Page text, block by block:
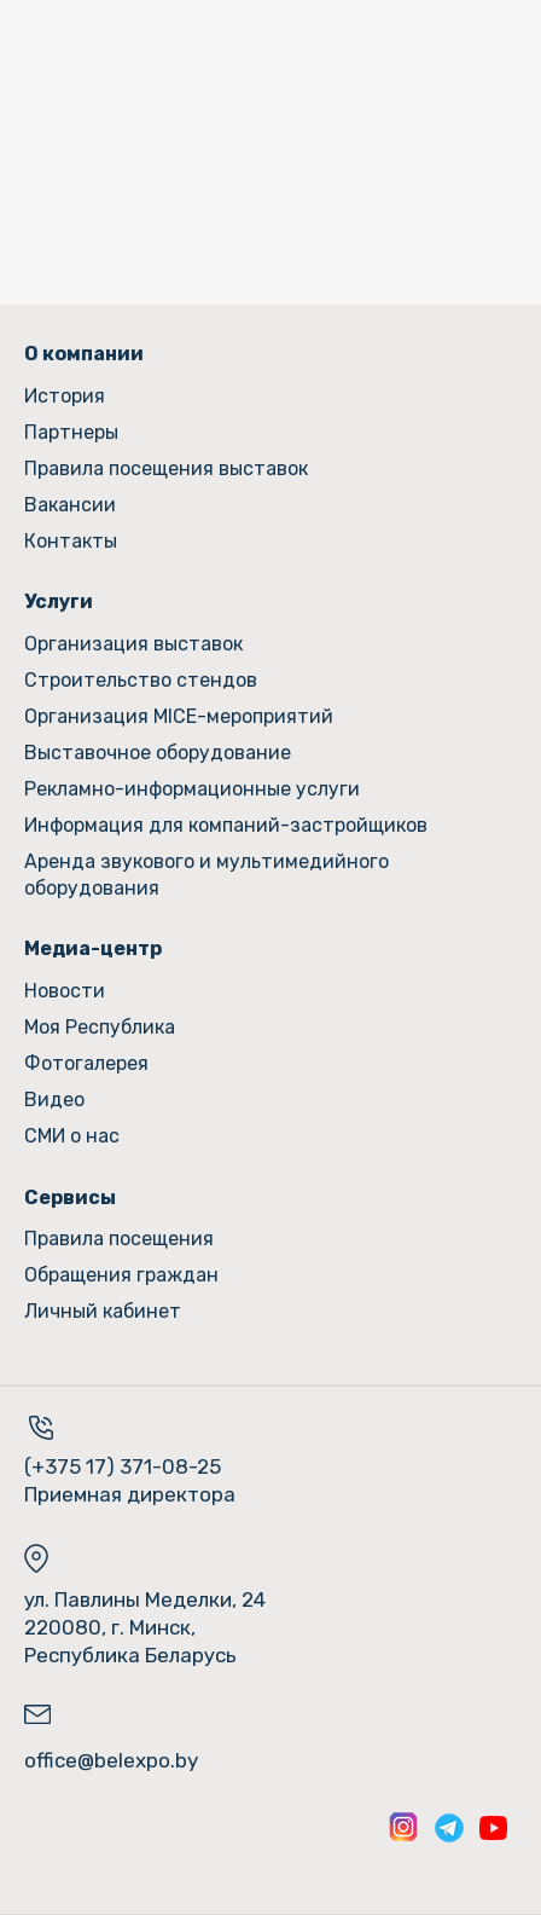
О компании
История
Партнеры
Правила посещения выставок
Вакансии
Контакты
Услуги
Организация выставок
Строительство стендов
Организация MICE-мероприятий
Выставочное оборудование
Рекламно-информационные услуги
Информация для компаний-застройщиков
Аренда звукового и мультимедийного
оборудования
Медиа-центр
Новости
Моя Республика
Фотогалерея
Видео
СМИ о нас
Сервисы
Правила посещения
Обращения граждан
Личный кабинет
(+375 17) 371-08-25
Приемная директора
ул. Павлины Меделки, 24
220080, г. Минск,
Республика Беларусь
office@belexpo.by